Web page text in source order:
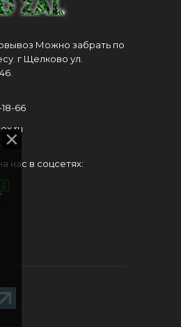
Можно забрать по
г Щелково ул.
66
нас в соцсетях: